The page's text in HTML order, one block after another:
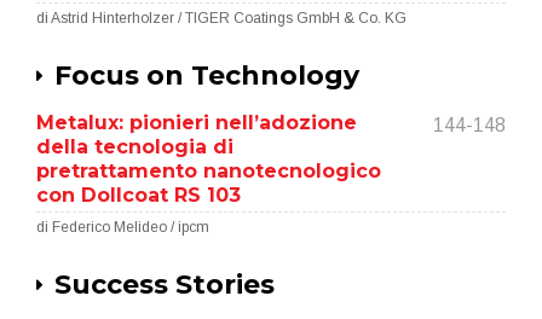
di Astrid Hinterholzer / TIGER Coatings GmbH & Co. KG
Focus on Technology
Metalux: pionieri nell’adozione
della tecnologia di
pretrattamento nanotecnologico
con Dollcoat RS 103
144-148
di Federico Melideo / ipcm
Success Stories